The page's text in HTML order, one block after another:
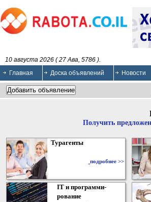
10 августа 2026 ( 27 Ава, 5786 ).
Главная
Доска объявлений Новости
Получить
Турагенты
подробнее >>
IT и программи-
рование